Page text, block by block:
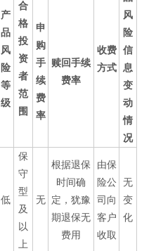
产
品
风
险
等
级
合
格
投
资
者
范
围
收费
方式
风
险
信
息
变
动
情
况
申
购
手
续
费
率
赎回手续
费率
低
保
守
型
及
以
上
无
根据退保
时间确
定，犹豫
期退保无
费用
由保
险公
司向
客户
收取
无
变
化